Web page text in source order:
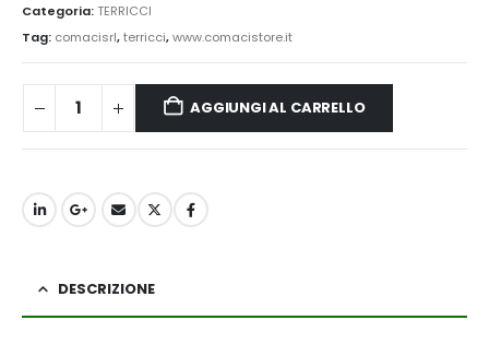
Categoria:TERRICCI
Tag: comacisrl,terricci,www.comacistore.it
AGGIUNGI AL CARRELLO
DESCRIZIONE